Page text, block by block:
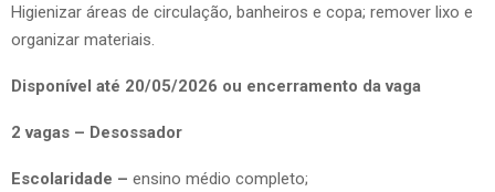
Higienizar áreas de circulação, banheiros e copa; remover lixo e
organizar materiais.
Disponível até 20/05/2026 ou encerramento da vaga
2 vagas – Desossador
Escolaridade – ensino médio completo;